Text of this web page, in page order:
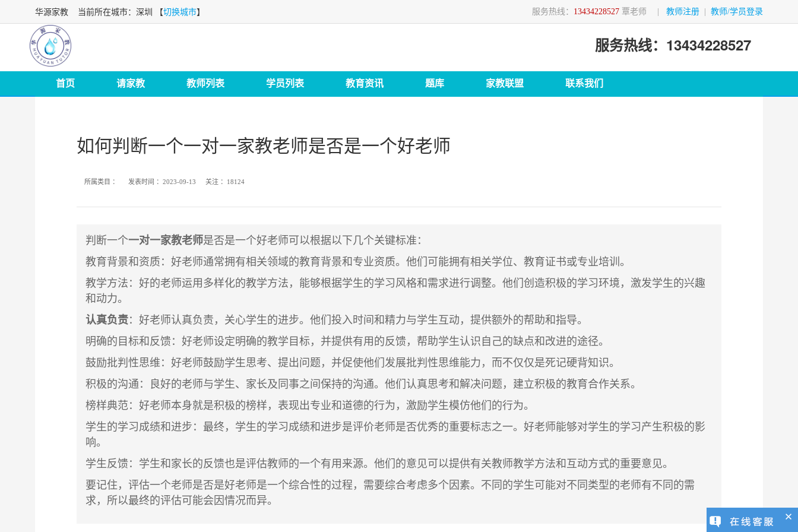
服务热线： 13434228527 覃老师 教师注册 教师/学员登录
华源家教 当前所在城市：深圳 【切换城市】
服务热线：13434228527
首页 请家教 教师列表 学员列表 教育资讯 题库 家教联盟 联系我们
如何判断一个一对一家教老师是否是一个好老师
所属类目 ： 发表时间 ：2023-09-13 关注 ： 18124
判 断一个一对一家教老师是否是一个好老师可以根据以下几个关键标准：
教育背景和资质 ：好老师通常拥有相关领域的教育背景和专业资质。他们可能拥有相关学位、教育证书或专业培训。
教学方法 ：好的老师运用多样化的教学方法，能够根据学生的学习风格和需求进行调整。他们创造积极的学习环境，激发学生的兴趣
和动力。
认真负责：好老师认真负责，关心学生的进步。他们投入时间和精力与学生互动，提供额外的帮助和指导。
明确的目标和反馈：好老师设定明确的教学目标，并提供有用的反馈，帮助学生认识自己的缺点和改进的途径。
鼓励批判性思维：好老师鼓励学生思考、提出问题，并促使他们发展批判性思维能力，而不仅仅是死记硬背知识。
积极的沟通 ：良好的老师与学生、家长及同事之间保持的沟通。他们认真思考和解决问题，建立积极的教育合作关系。
榜样典范：好老师本身就是积极的榜样，表现出专业和道德的行为，激励学生模仿他们的行为。
学生的学习成绩和进步 ：最终，学生的学习成绩和进步是评价老师是否优秀的重要标志之一。好老师能够对学生的学习产生积极的影
响。
学生反馈：学生和家长的反馈也是评估教师的一个有用来源。他们的意见可以提供有关教师教学方法和互动方式的重要意见。
要记住，评估一个老师是否是好老师是一个综合性的过程，需要综合考虑多个因素。不 同的学生可能对不同类型的老师有不同的需
求，所以最终的评估可能会因情况而异。